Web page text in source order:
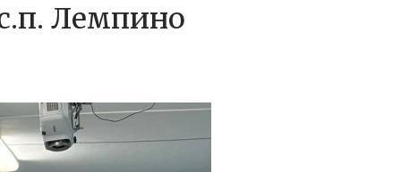
Лемпино